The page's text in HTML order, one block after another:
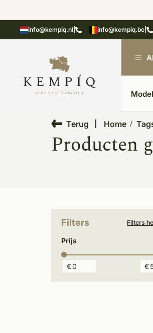
info@kempiq.nl info@kempiq.be
in Kesteren Unieke
Terug Home
Producten
Filters Filters
Prijs
€ €